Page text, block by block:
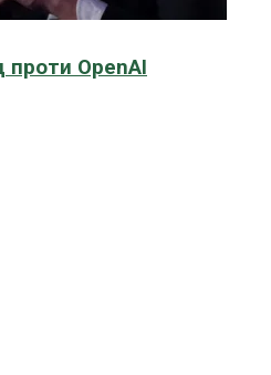
проти OpenAI